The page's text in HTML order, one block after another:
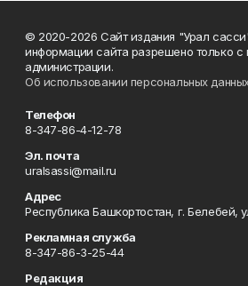
© 2020-2026 Сайт издания "Урал
информации сайта разрешено только с
администрации.
Об использовании персональных
Телефон
8-347-86-4-12-78
Эл. почта
uralsassi@mail.ru
Адрес
Республика Башкортостан, г. Белебей,
Рекламная служба
8-347-86-3-25-44
Редакция